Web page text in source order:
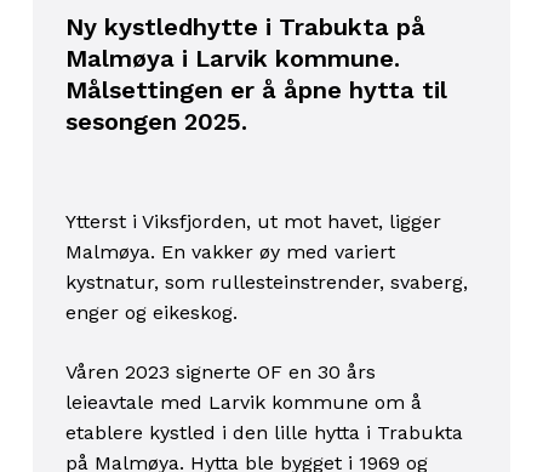
Ny kystledhytte i Trabukta på
Malmøya i Larvik kommune.
Målsettingen er å åpne hytta til
sesongen 2025.
Ytterst i Viksfjorden, ut mot havet, ligger
Malmøya. En vakker øy med variert
kystnatur, som rullesteinstrender, svaberg,
enger og eikeskog.
Våren 2023 signerte OF en 30 års
leieavtale med Larvik kommune om å
etablere kystled i den lille hytta i Trabukta
på Malmøya. Hytta ble bygget i 1969 og